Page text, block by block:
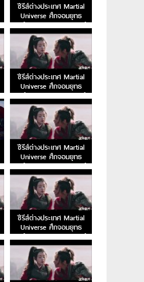
ซีรีส์ต่างประเทศ Martial
Universe ศึกจอมยุทธ
สะท้านพิภพ EP.53 พากย์
ไทย
ซีรีส์ต่างประเทศ Martial
Universe ศึกจอมยุทธ
สะท้านพิภพ EP.51 พากย์
ไทย
ซีรีส์ต่างประเทศ Martial
Universe ศึกจอมยุทธ
สะท้านพิภพ EP.49 พากย์
ไทย
ซีรีส์ต่างประเทศ Martial
Universe ศึกจอมยุทธ
สะท้านพิภพ EP.47 พากย์
ไทย